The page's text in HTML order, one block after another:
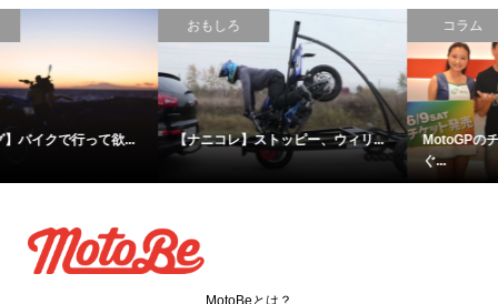
【ナニコレ】ストッピー、ウィリ...
コラム
MotoGPのチケット発売がもうす
ぐ...
PR
MotoBeとは？